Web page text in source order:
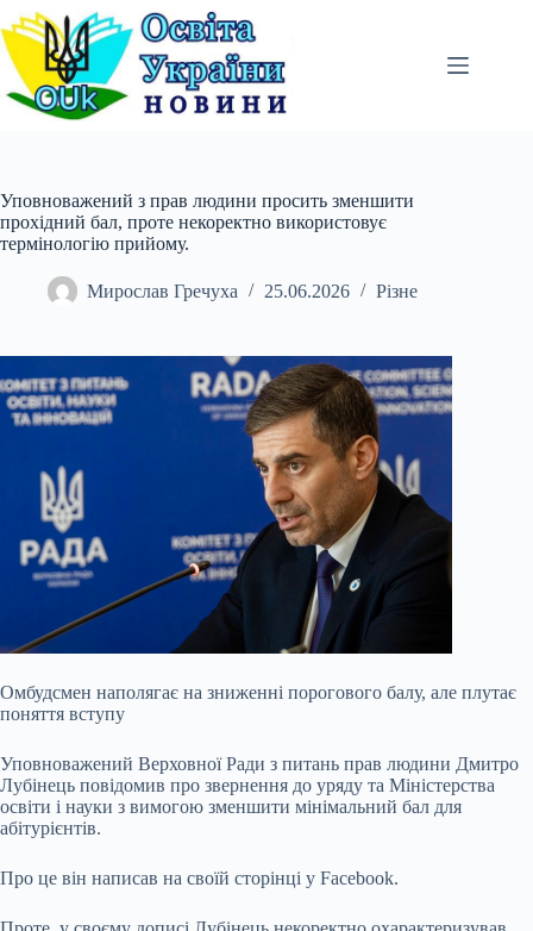
Перейти
до
вмісту
Уповноважений з прав людини просить зменшити
прохідний бал, проте некоректно використовує
термінологію прийому.
Мирослав Гречуха 25.06.2026 Різне
Омбудсмен наполягає на зниженні порогового балу, але плутає
поняття вступу
Уповноважений Верховної Ради з питань прав людини Дмитро
Лубінець повідомив про звернення до уряду та Міністерства
освіти і науки з вимогою зменшити мінімальний бал для
абітурієнтів.
Про це він написав на своїй сторінці у Facebook.